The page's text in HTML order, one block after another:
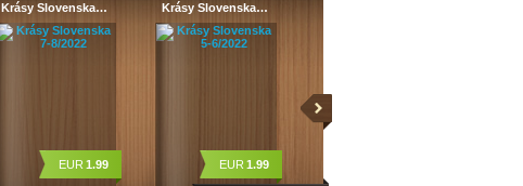
Krásy Slovenska…
EUR 1.99
Krásy Slovenska…
EUR 1.99